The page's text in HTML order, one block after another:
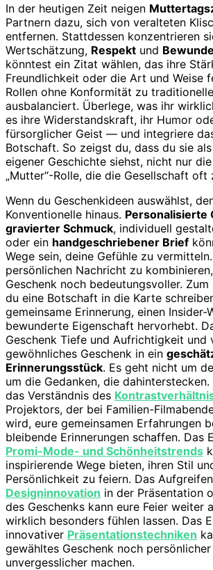
In der heutigen Zeit neigen
Partnern dazu, sich von veralteten
entfernen. Stattdessen konzentrieren
Wertschätzung, Respekt und
könntest ein Zitat wählen, das ihre
Freundlichkeit oder die Art und Weise
Rollen ohne Konformität zu
ausbalanciert. Überlege, was ihr
es ihre Widerstandskraft, ihr Humor
fürsorglicher Geist — und integriere
Botschaft. So zeigst du, dass du sie
eigener Geschichte siehst, nicht nur
„Mutter“-Rolle, die die Gesellschaft oft
Wenn du Geschenkideen auswählst,
Konventionelle hinaus. Personalisierte
gravierter Schmuck, individuell
oder ein handgeschriebener Brief
Wege sein, deine Gefühle zu
persönlichen Nachricht zu
Geschenk noch bedeutungsvoller. Zum
du eine Botschaft in die Karte
gemeinsame Erinnerung, einen Insider-
bewunderte Eigenschaft hervorhebt.
Geschenk Tiefe und Aufrichtigkeit und
gewöhnliches Geschenk in ein
Erinnerungsstück. Es geht nicht um
um die Gedanken, die
das Verständnis des
Projektors, der bei Familien-
wird, eure gemeinsamen Erfahrungen
bleibende Erinnerungen schaffen. Das
Promi-Mode- und Schönheitstrends
inspirierende Wege bieten, ihren Stil
Persönlichkeit zu feiern. Das Aufgreifen
Designinnovation in der Präsentation
des Geschenks kann eure Feier weiter
wirklich besonders fühlen lassen. Das
innovativer Präsentationstechniken
gewähltes Geschenk noch persönlicher
unvergesslicher machen.